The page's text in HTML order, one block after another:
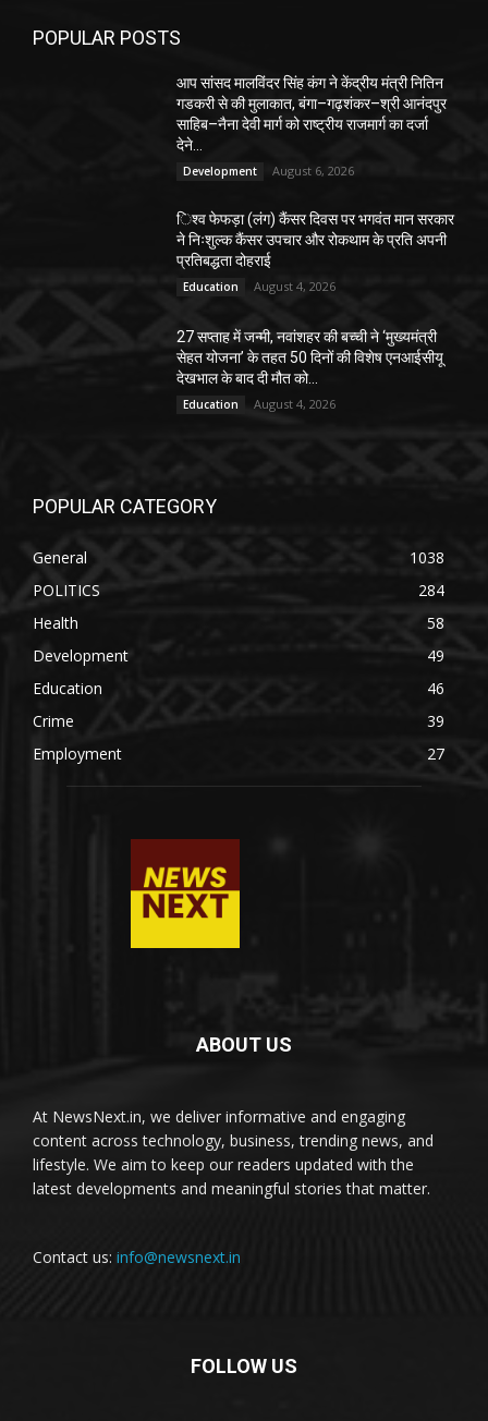
POPULAR POSTS
आप सांसद मालविंदर सिंह कंग ने केंद्रीय मंत्री नितिन
गडकरी से की मुलाकात, बंगा–गढ़शंकर–श्री आनंदपुर
साहिब–नैना देवी मार्ग को राष्ट्रीय राजमार्ग का दर्जा
देने...
Development August 6, 2026
िश्व फेफड़ा (लंग) कैंसर दिवस पर भगवंत मान सरकार
ने निःशुल्क कैंसर उपचार और रोकथाम के प्रति अपनी
प्रतिबद्धता दोहराई
Education August 4, 2026
27 सप्ताह में जन्मी, नवांशहर की बच्ची ने ‘मुख्यमंत्री
सेहत योजना’ के तहत 50 दिनों की विशेष एनआईसीयू
देखभाल के बाद दी मौत को...
Education August 4, 2026
POPULAR CATEGORY
General
1038
POLITICS
284
Health
58
Development
49
Education
46
Crime
39
Employment
27
ABOUT US
At NewsNext.in, we deliver informative and engaging
content across technology, business, trending news, and
lifestyle. We aim to keep our readers updated with the
latest developments and meaningful stories that matter.
Contact us: info@newsnext.in
FOLLOW US